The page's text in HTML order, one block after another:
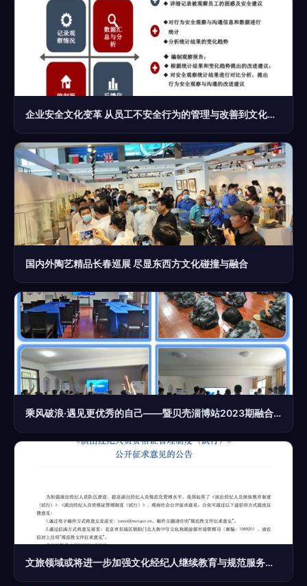
企业安全文化变革 从员工不安全行为的管理与改善到文化经纪人的服务升级
国内外陶艺精品长春巡展 尽显东西方文化碰撞与融合
乘风破浪·遇见更优秀的自己——暨贝壳淄博站2023期融合训 文化经纪人服务
文旅领域或将进一步加强文化经纪人继续教育与规范服务标准